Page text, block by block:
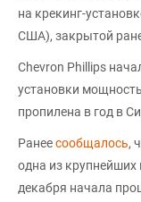
на крекинг-
США), закрытой
Chevron Phillips
установки
пропилена в год в
Ранеесообщалось,
одна из
декабря начала